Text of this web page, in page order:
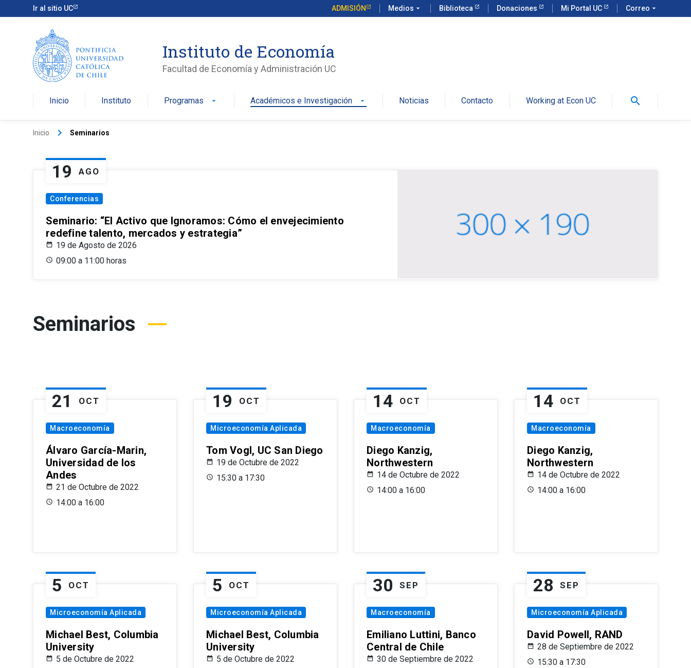
Ir al sitio UC ADMISIÓN Medios arrow_drop_down Biblioteca Donaciones Mi Portal UC Correo arrow_drop_down
Instituto de Economía
Facultad de Economía y Administración UC
Inicio Instituto Programas arrow_drop_down Académicos e Investigación arrow_drop_down Noticias Contacto Working at Econ UC search
Inicio keyboard_arrow_right Seminarios
19 AGO
Conferencias
Seminario: “El Activo que Ignoramos: Cómo el envejecimiento
redefine talento, mercados y estrategia”
19 de Agosto de 2026
09:00 a 11:00 horas
Seminarios
21 OCT
Macroeconomía
Álvaro García-Marin,
Universidad de los
Andes
21 de Octubre de 2022
14:00 a 16:00
19 OCT
Microeconomía Aplicada
Tom Vogl, UC San Diego
19 de Octubre de 2022
15:30 a 17:30
14 OCT
Macroeconomía
Diego Kanzig,
Northwestern
14 de Octubre de 2022
14:00 a 16:00
14 OCT
Macroeconomía
Diego Kanzig,
Northwestern
14 de Octubre de 2022
14:00 a 16:00
5 OCT
Microeconomía Aplicada
Michael Best, Columbia
University
5 de Octubre de 2022
5 OCT
Microeconomía Aplicada
Michael Best, Columbia
University
5 de Octubre de 2022
30 SEP
Macroeconomía
Emiliano Luttini, Banco
Central de Chile
30 de Septiembre de 2022
28 SEP
Microeconomía Aplicada
David Powell, RAND
28 de Septiembre de 2022
15:30 a 17:30